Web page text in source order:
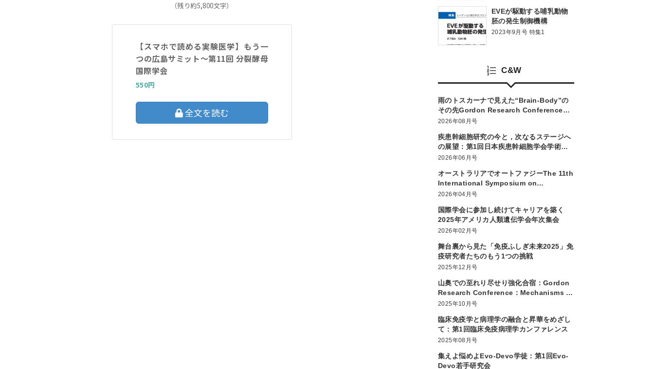
（残り約5,800文字）
【スマホで読める実験医学】もう一
つの広島サミット〜第11回 分裂酵母
国際学会
550円
全文を読む
EVEが駆動する哺乳動物
胚の発生制御機構
2023年9月号 特集1
C&W
雨のトスカーナで見えた“Brain-Body”の
その先Gordon Research Conference
“Optogenetic Approaches to
Behavior”
2026年08月号
疾患幹細胞研究の今と，次なるステージへ
の展望：第1回日本疾患幹細胞学会学術集
会
2026年06月号
オーストラリアでオートファジーThe 11th
International Symposium on
Autophagy
2026年04月号
国際学会に参加し続けてキャリアを築く
2025年アメリカ人類遺伝学会年次集会
2026年02月号
舞台裏から見た「免疫ふしぎ未来2025」免
疫研究者たちのもう1つの挑戦
2025年12月号
山奥での至れり尽せり強化合宿：Gordon
Research Conference：Mechanisms of
Membrane Transport
2025年10月号
臨床免疫学と病理学の融合と昇華をめざし
て：第1回臨床免疫病理学カンファレンス
2025年08月号
集えよ悩めよEvo-Devo学徒：第1回Evo-
Devo若手研究会